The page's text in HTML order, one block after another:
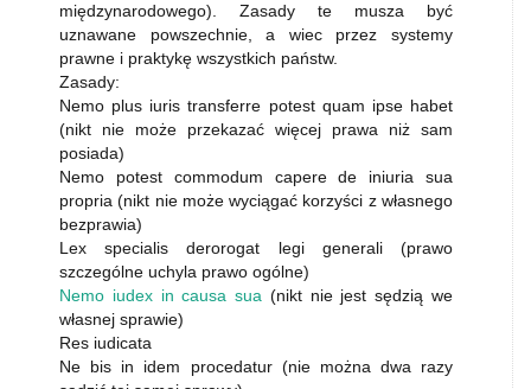
międzynarodowego). Zasady te musza być
uznawane powszechnie, a wiec przez systemy
prawne i praktykę wszystkich państw.
Zasady:
Nemo plus iuris transferre potest quam ipse habet
(nikt nie może przekazać więcej prawa niż sam
posiada)
Nemo potest commodum capere de iniuria sua
propria (nikt nie może wyciągać korzyści z własnego
bezprawia)
Lex specialis derorogat legi generali (prawo
szczególne uchyla prawo ogólne)
Nemo iudex in causa sua (nikt nie jest sędzią we
własnej sprawie)
Res iudicata
Ne bis in idem procedatur (nie można dwa razy